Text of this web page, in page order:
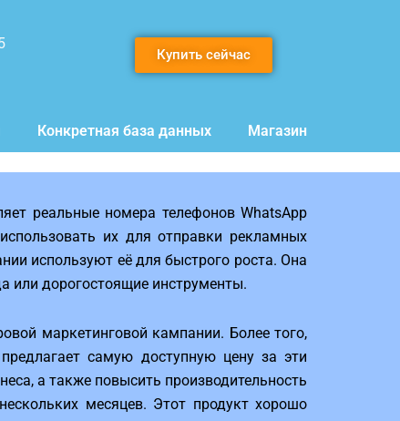
Купить сейчас
Конкретная база данных Магазин
реальные номера телефонов WhatsApp
их для отправки рекламных
используют её для быстрого роста. Она
или дорогостоящие инструменты.
маркетинговой кампании. Более того,
самую доступную цену за эти
а также повысить производительность
месяцев. Этот продукт хорошо